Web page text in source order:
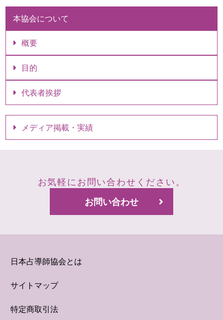
本協会について
概要
目的
代表者挨拶
メディア掲載・実績
お気軽にお問い合わせください。
お問い合わせ
日本占導師協会とは
サイトマップ
特定商取引法